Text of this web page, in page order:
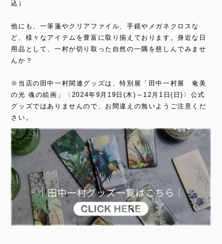
込）
他にも、一筆箋やクリアファイル、手鏡やメガネクロスな
ど、様々なアイテムを豊富に取り揃えております。身近な日
用品として、一村が切り取った自然の一隅を慈しんでみませ
んか？
※当店の田中一村関連グッズは、特別展「田中一村展 奄美
の光 魂の絵画」〈2024年9月19日(木)～12月1日(日)〉公式
グッズではありませんので、お間違えの無いようご注意くだ
さい。